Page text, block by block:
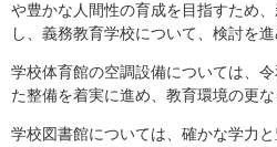
や豊かな人間性の育成を目指すため
し、義務教育学校について、検討を進
学校体育館の空調設備については、
た整備を着実に進め、教育環境の更な
学校図書館については、確かな学力